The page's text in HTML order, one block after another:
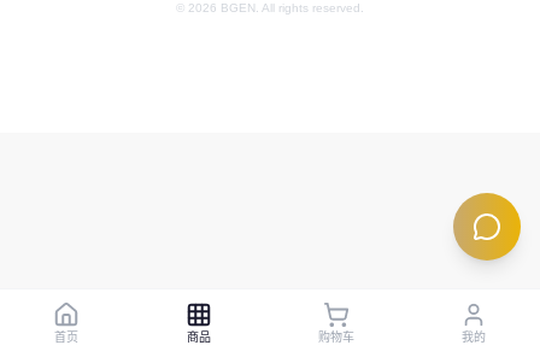
© 2026 BGEN. All rights reserved.
首页 商品 购物车 我的